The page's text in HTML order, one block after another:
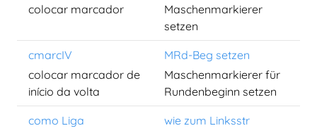
colocar marcador
Maschenmarkierer
setzen
cmarcIV
MRd-Beg setzen
colocar marcador de
início da volta
Maschenmarkierer für
Rundenbeginn setzen
como Liga
wie zum Linksstr